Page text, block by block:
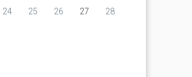
24 25 26 27
28